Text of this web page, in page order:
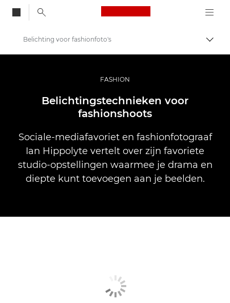
Canon Logo, back
Professionele fotografie en video
Verhalen
Belichting voor fashionfoto's
FASHION
Belichtingstechnieken voor
fashionshoots
Sociale-mediafavoriet en fashionfotograaf
Ian Hippolyte vertelt over zijn favoriete
studio-opstellingen waarmee je drama en
diepte kunt toevoegen aan je beelden.